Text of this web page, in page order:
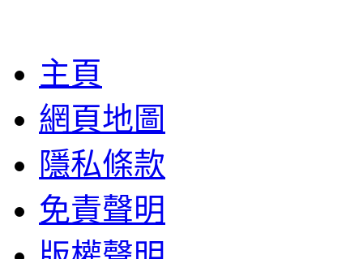
主頁
網頁地圖
隱私條款
免責聲明